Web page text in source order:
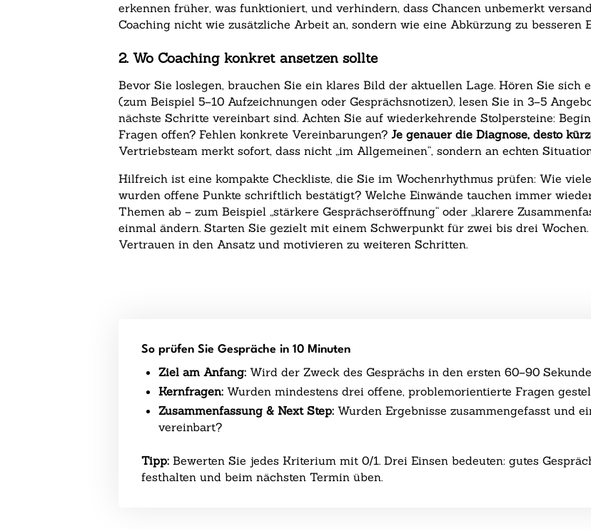
erkennen früher, was funktioniert, und verhindern, dass Chancen unbemerkt
Coaching nicht wie zusätzliche Arbeit an, sondern wie eine Abkürzung zu besseren
2. Wo Coaching konkret ansetzen sollte
Bevor Sie loslegen, brauchen Sie ein klares Bild der aktuellen Lage. Hören Sie sich
(zum Beispiel 5–10 Aufzeichnungen oder Gesprächsnotizen), lesen Sie in 3–5
nächste Schritte vereinbart sind. Achten Sie auf wiederkehrende Stolpersteine:
Fragen offen? Fehlen konkrete Vereinbarungen?Je genauer die Diagnose, desto
Vertriebsteam merkt sofort, dass nicht „im Allgemeinen“, sondern an echten
Hilfreich ist eine kompakte Checkliste, die Sie im Wochenrhythmus prüfen: Wie
wurden offene Punkte schriftlich bestätigt? Welche Einwände tauchen immer
Themen ab – zum Beispiel „stärkere Gesprächseröffnung“ oder „klarere
einmal ändern. Starten Sie gezielt mit einem Schwerpunkt für zwei bis drei
Vertrauen in den Ansatz und motivieren zu weiteren Schritten.
So prüfen Sie Gespräche in 10 Minuten
Ziel am Anfang:Wird der Zweck des Gesprächs in den ersten 60–90
Kernfragen:Wurden mindestens drei offene, problemorientierte Fragen
Zusammenfassung & Next Step:Wurden Ergebnisse zusammengefasst und
vereinbart?
Tipp:Bewerten Sie jedes Kriterium mit 0/1. Drei Einsen bedeuten: gutes
festhalten und beim nächsten Termin üben.